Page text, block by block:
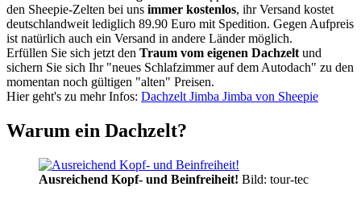
den Sheepie-Zelten bei uns immer kostenlos, ihr Versand kostet
deutschlandweit lediglich 89.90 Euro mit Spedition. Gegen Aufpreis
ist natürlich auch ein Versand in andere Länder möglich.
Erfüllen Sie sich jetzt den Traum vom eigenen Dachzelt und
sichern Sie sich Ihr "neues Schlafzimmer auf dem Autodach" zu den
momentan noch gültigen "alten" Preisen.
Hier geht's zu mehr Infos: Dachzelt Jimba Jimba von Sheepie
Warum ein Dachzelt?
Ausreichend Kopf- und Beinfreiheit! Bild: tour-tec